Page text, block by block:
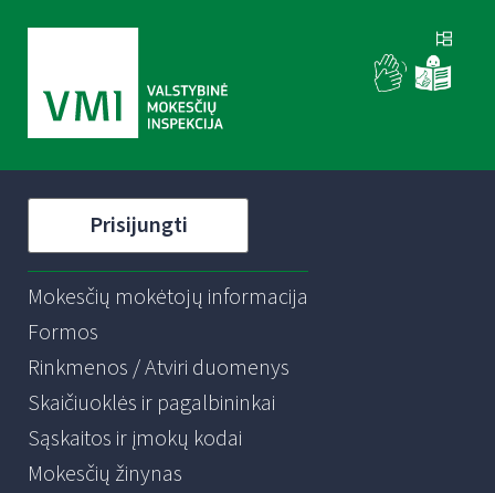
Prisijungti
Mokesčių mokėtojų informacija
Formos
Rinkmenos / Atviri duomenys
Skaičiuoklės ir pagalbininkai
Sąskaitos ir įmokų kodai
Mokesčių žinynas